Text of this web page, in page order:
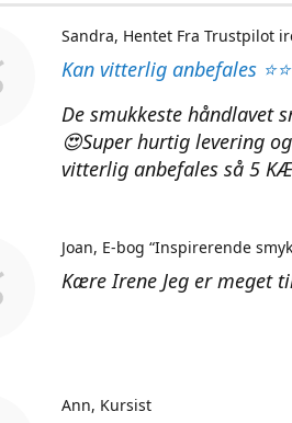
Kan vitterlig anbefales
De smukkeste håndlavet
😍Super hurtig levering
vitterlig anbefales så 5
Sandra Hentet Fra Trustpilot
Kære Irene Jeg er meget
Joan E-bog “Inspirerende
Ann Kursist